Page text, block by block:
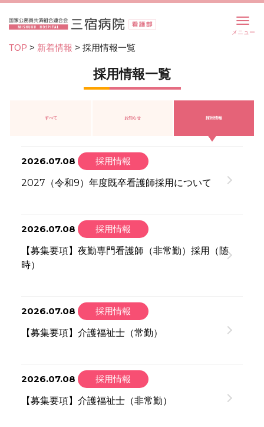
ナ
TOP > 新着情報 > 採用情報一覧
採用情報一覧
すべて お知らせ 採用情報
2026.07.08
採用情報
2027（令和9）年度既卒看護師採用について
2026.07.08
採用情報
【募集要項】夜勤専門看護師（非常勤）採用（随
時）
2026.07.08
採用情報
【募集要項】介護福祉士（常勤）
2026.07.08
採用情報
【募集要項】介護福祉士（非常勤）